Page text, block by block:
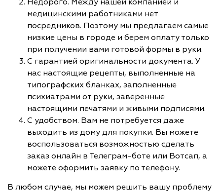
медицинскими работниками нет
посредников. Поэтому мы предлагаем самые
низкие цены в городе и берем оплату только
при получении вами готовой формы в руки.
С гарантией оригинальности документа. У
нас настоящие рецепты, выполненные на
типографских бланках, заполненные
психиатрами от руки, заверенные
настоящими печатями и живыми подписями.
С удобством. Вам не потребуется даже
выходить из дому для покупки. Вы можете
воспользоваться возможностью сделать
заказ онлайн в Телеграм-боте или Вотсап, а
можете оформить заявку по телефону.
В любом случае, мы можем решить вашу проблему